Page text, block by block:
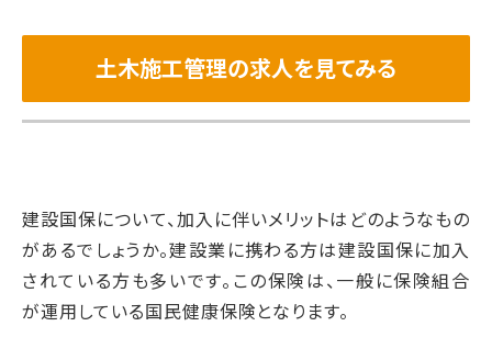
土木施工管理の求人を見てみる
建設国保について、加入に伴いメリットはどのようなもの
があるでしょうか。建設業に携わる方は建設国保に加入
されている方も多いです。この保険は、一般に保険組合
が運用している国民健康保険となります。